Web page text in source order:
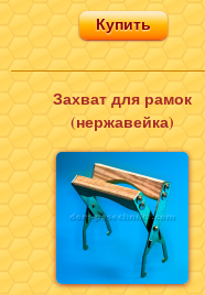
Захват для рамок
(нержавейка)